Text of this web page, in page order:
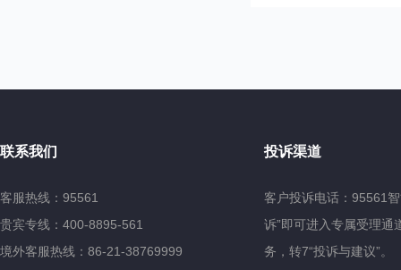
联系我们
客服热线：95561
贵宾专线：400-8895-561
境外客服热线：86-21-38769999
投诉渠道
客户投诉电话：95561
诉”即可进入专属受理通
务，转7“投诉与建议”。